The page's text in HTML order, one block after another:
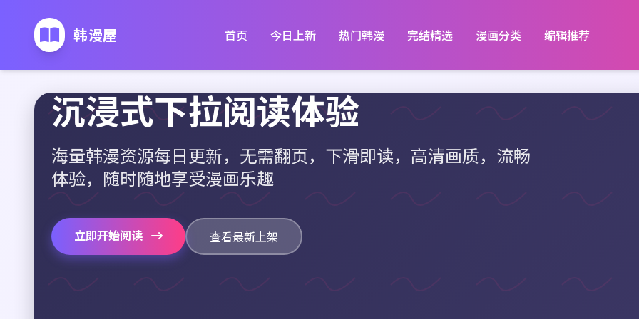
韩漫屋 首页 今日上新 热门韩漫 完结精选 漫画分类 编辑推荐
沉浸式下拉阅读体验
海量韩漫资源每日更新，无需翻页，下滑即读，高清画质，流畅
体验，随时随地享受漫画乐趣
立即开始阅读 查看最新上架